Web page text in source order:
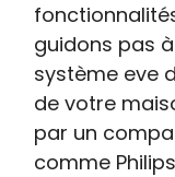
guidons pas
système eve
de votre
par un
comme